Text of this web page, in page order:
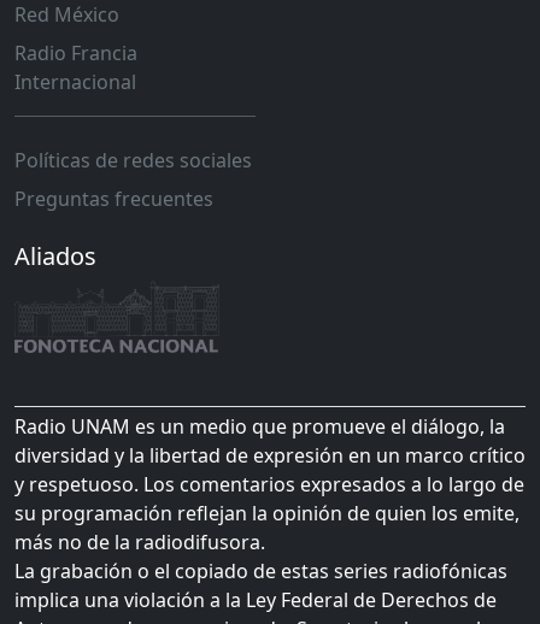
Red México
Radio Francia
Internacional
Políticas de redes sociales
Preguntas frecuentes
Aliados
Radio UNAM es un medio que promueve el diálogo, la
diversidad y la libertad de expresión en un marco crítico
y respetuoso. Los comentarios expresados a lo largo de
su programación reflejan la opinión de quien los emite,
más no de la radiodifusora.
La grabación o el copiado de estas series radiofónicas
implica una violación a la Ley Federal de Derechos de